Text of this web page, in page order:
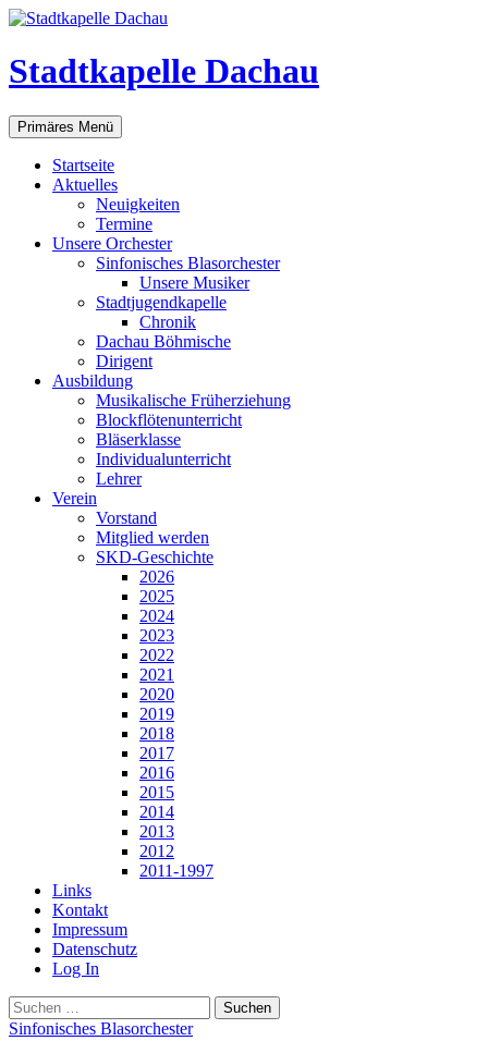
Zum
springen
Stadtkapelle Dachau
Suchen
Primäres Menü
Startseite
Aktuelles
Neuigkeiten
Termine
Unsere Orchester
Sinfonisches Blasorchester
Unsere Musiker
Stadtjugendkapelle
Chronik
Dachau Böhmische
Dirigent
Ausbildung
Musikalische Früherziehung
Blockflötenunterricht
Bläserklasse
Individual­unterricht
Lehrer
Verein
Vorstand
Mitglied werden
SKD-Geschichte
2026
2025
2024
2023
2022
2021
2020
2019
2018
2017
2016
2015
2014
2013
2012
2011-1997
Links
Kontakt
Impressum
Datenschutz
Log In
Suchen
nach:
Sinfonisches Blasorchester